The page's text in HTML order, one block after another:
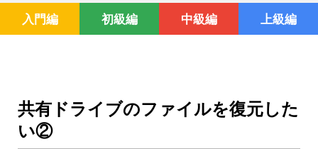
入門編 初級編 中級編 上級編
共有ドライブのファイルを復元した
い②